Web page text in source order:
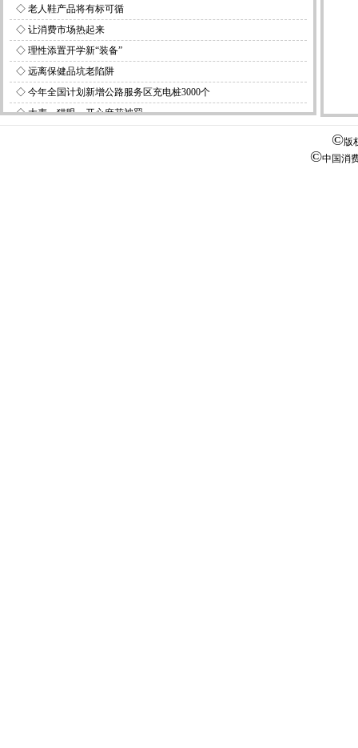
◇ 老人鞋产品将有标可循
◇ 让消费市场热起来
◇ 理性添置开学新“装备”
◇ 远离保健品坑老陷阱
◇ 今年全国计划新增公路服务区充电桩3000个
◇大麦、猫眼、开心麻花被罚
©版
©中国消